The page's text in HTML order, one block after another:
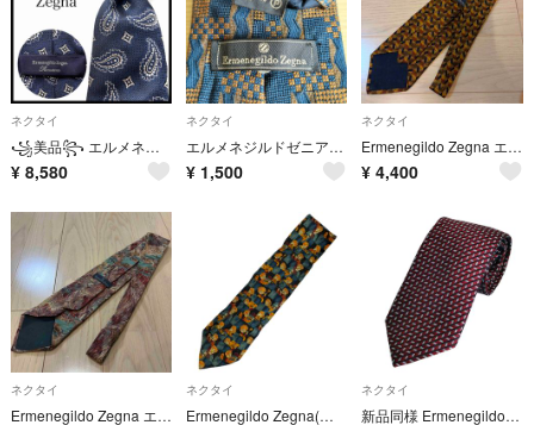
ネクタイ
꧁美品꧂ エルメネジルドゼニア ネクタイ ジャガード織 ペイズリー ネイビー
¥ 8,580
ネクタイ
エルメネジルドゼニア ネクタイ
¥ 1,500
ネクタイ
Ermenegildo Zegna エルメネジルドゼニア シルクネクタイ 2
¥ 4,400
ネクタイ
Ermenegildo Zegna エルメネジルドゼニア シルクネクタイ 1
ネクタイ
Ermenegildo Zegna(エルメネジルドゼニア) メンズ ネクタイ
ネクタイ
新品同様 Ermenegildo Zegna エルメネジルドゼニア レジメンタルストライプ シルク100％ レギュラータイ ネクタイ ボルドー系 メンズ 古着 中古 USED